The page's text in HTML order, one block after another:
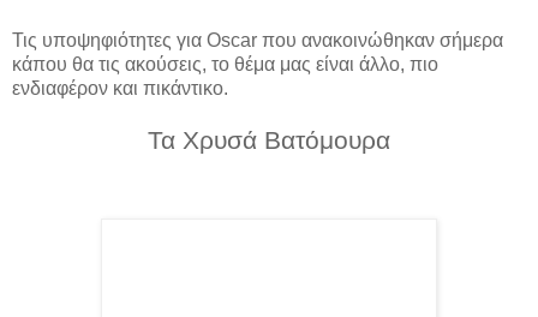
Τις υποψηφιότητες για Oscar που ανακοινώθηκαν σήμερα
κάπου θα τις ακούσεις, το θέμα μας είναι άλλο, πιο
ενδιαφέρον και πικάντικο.
Τα Χρυσά Βατόμουρα